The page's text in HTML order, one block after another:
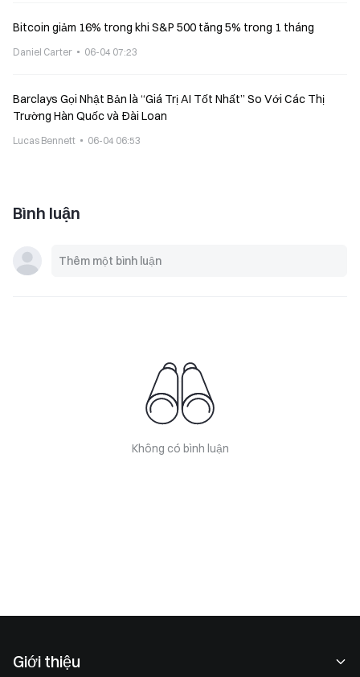
Bitcoin giảm 16% trong khi S&P 500 tăng 5% trong 1 tháng
Daniel Carter 06-04 07:23
Barclays Gọi Nhật Bản là “Giá Trị AI Tốt Nhất” So Với Các Thị
Trường Hàn Quốc và Đài Loan
Lucas Bennett 06-04 06:53
Bình luận
Không có bình luận
Giới thiệu